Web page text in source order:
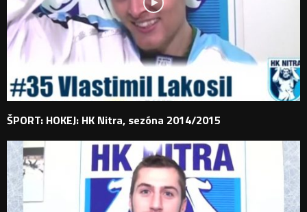
ŠPORT: HOKEJ: HK Nitra, sezóna 2014/2015